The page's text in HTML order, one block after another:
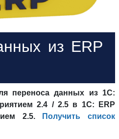
из ERP
переноса данных из 1С:
2.4 / 2.5 в 1С: ERP
2.5.
Получить список